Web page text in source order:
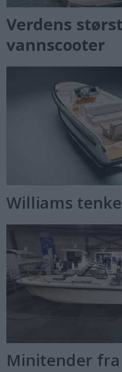
Verdens
vannscooter
Williams
Minitender